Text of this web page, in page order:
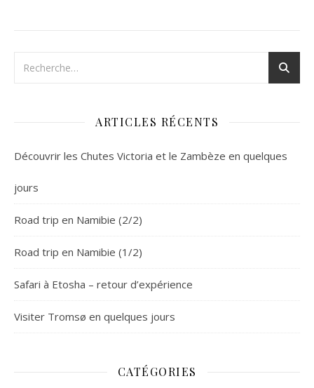
ARTICLES RÉCENTS
Découvrir les Chutes Victoria et le Zambèze en quelques
jours
Road trip en Namibie (2/2)
Road trip en Namibie (1/2)
Safari à Etosha – retour d’expérience
Visiter Tromsø en quelques jours
CATÉGORIES